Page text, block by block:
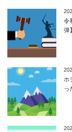
令
弾】
ホ
っ